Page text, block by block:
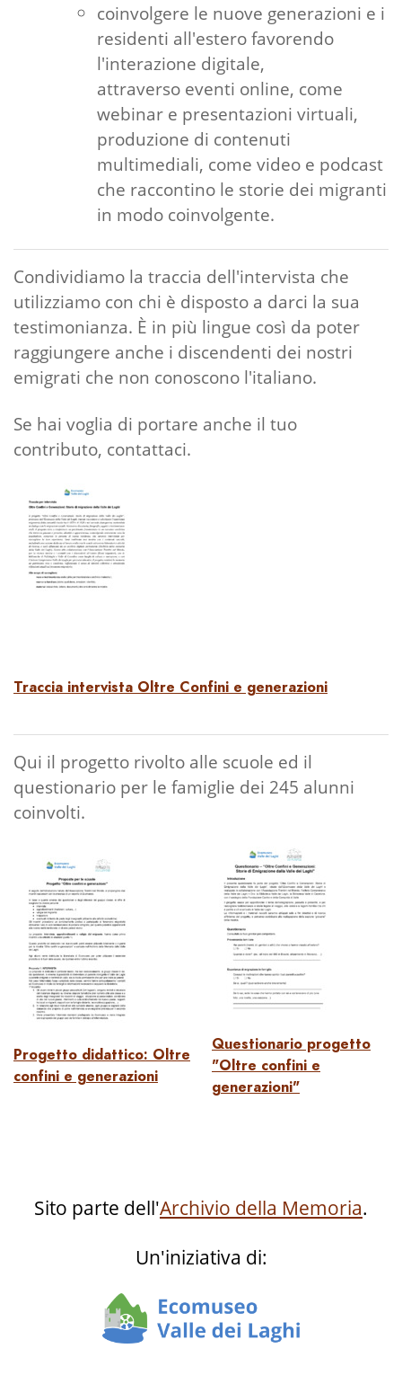
coinvolgere le nuove generazioni e i
residenti all'estero favorendo
l'interazione digitale,
attraverso eventi online, come
webinar e presentazioni virtuali,
produzione di contenuti
multimediali, come video e podcast
che raccontino le storie dei migranti
in modo coinvolgente.
Condividiamo la traccia dell'intervista che
utilizziamo con chi è disposto a darci la sua
testimonianza. È in più lingue così da poter
raggiungere anche i discendenti dei nostri
emigrati che non conoscono l'italiano.
Se hai voglia di portare anche il tuo
contributo, contattaci.
Traccia intervista Oltre Confini e generazioni
Qui il progetto rivolto alle scuole ed il
questionario per le famiglie dei 245 alunni
coinvolti.
Progetto didattico: Oltre
confini e generazioni
Questionario progetto
"Oltre confini e
generazioni"
Sito parte dell'Archivio della Memoria.
Un'iniziativa di: